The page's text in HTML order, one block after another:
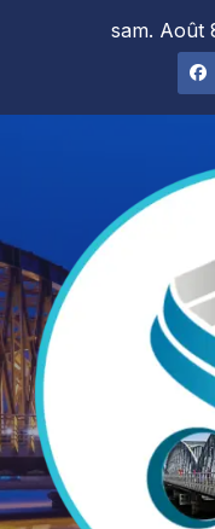
sam. Août